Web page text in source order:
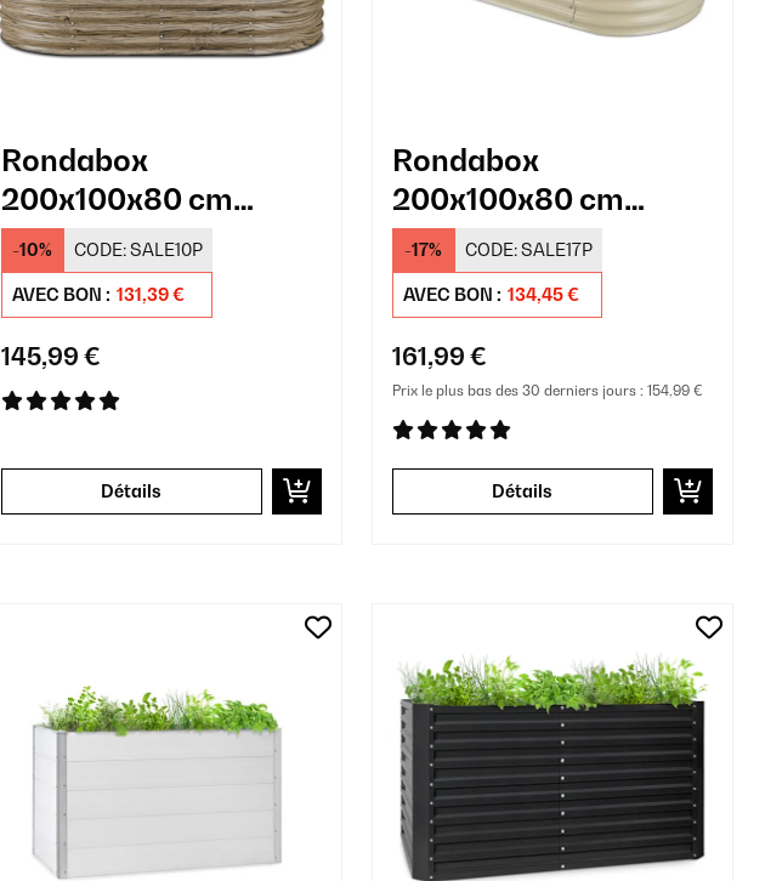
Rondabox
200x100x80 cm
Carré potager Effet
bois
-10% CODE:SALE10P
AVEC BON : 131,39 €
145,99 €
Détails
Rondabox
200x100x80 cm
Carré potager Crème
-17% CODE:SALE17P
AVEC BON : 134,45 €
161,99 €
Prix le plus bas des 30 derniers jours : 154,99 €
Détails